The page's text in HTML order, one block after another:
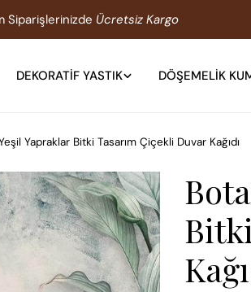
Siparişlerinizde Ücretsiz Kargo
DEKORATIF YASTIK DÖŞEMELIK
Yapraklar Bitki Tasarım Çiçekli Duvar Kağıdı